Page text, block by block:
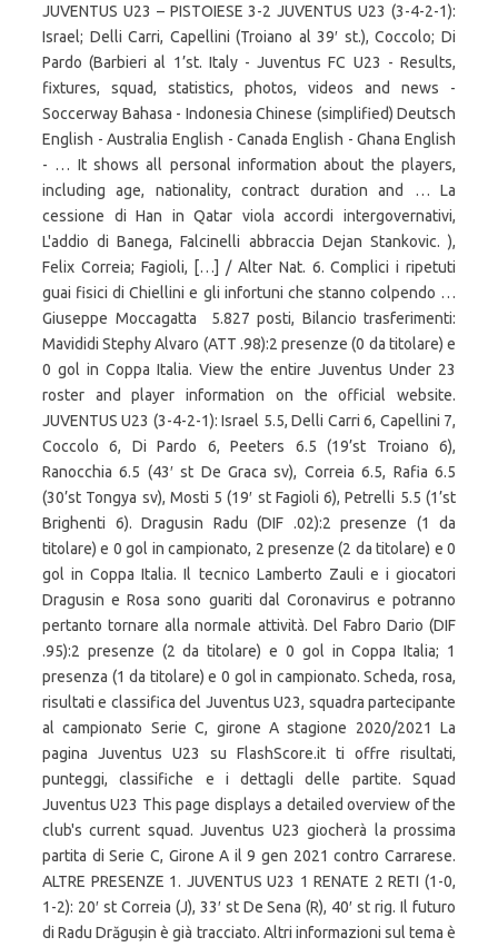
JUVENTUS U23 – PISTOIESE 3-2 JUVENTUS U23 (3-4-2-1):
Israel; Delli Carri, Capellini (Troiano al 39′ st.), Coccolo; Di
Pardo (Barbieri al 1’st. Italy - Juventus FC U23 - Results,
fixtures, squad, statistics, photos, videos and news -
Soccerway Bahasa - Indonesia Chinese (simplified) Deutsch
English - Australia English - Canada English - Ghana English
- … It shows all personal information about the players,
including age, nationality, contract duration and … La
cessione di Han in Qatar viola accordi intergovernativi,
L'addio di Banega, Falcinelli abbraccia Dejan Stankovic. ),
Felix Correia; Fagioli, […] / Alter Nat. 6. Complici i ripetuti
guai fisici di Chiellini e gli infortuni che stanno colpendo …
Giuseppe Moccagatta 5.827 posti, Bilancio trasferimenti:
Mavididi Stephy Alvaro (ATT .98):2 presenze (0 da titolare) e
0 gol in Coppa Italia. View the entire Juventus Under 23
roster and player information on the official website.
JUVENTUS U23 (3-4-2-1): Israel 5.5, Delli Carri 6, Capellini 7,
Coccolo 6, Di Pardo 6, Peeters 6.5 (19’st Troiano 6),
Ranocchia 6.5 (43′ st De Graca sv), Correia 6.5, Rafia 6.5
(30’st Tongya sv), Mosti 5 (19′ st Fagioli 6), Petrelli 5.5 (1’st
Brighenti 6). Dragusin Radu (DIF .02):2 presenze (1 da
titolare) e 0 gol in campionato, 2 presenze (2 da titolare) e 0
gol in Coppa Italia. Il tecnico Lamberto Zauli e i giocatori
Dragusin e Rosa sono guariti dal Coronavirus e potranno
pertanto tornare alla normale attività. Del Fabro Dario (DIF
.95):2 presenze (2 da titolare) e 0 gol in Coppa Italia; 1
presenza (1 da titolare) e 0 gol in campionato. Scheda, rosa,
risultati e classifica del Juventus U23, squadra partecipante
al campionato Serie C, girone A stagione 2020/2021 La
pagina Juventus U23 su FlashScore.it ti offre risultati,
punteggi, classifiche e i dettagli delle partite. Squad
Juventus U23 This page displays a detailed overview of the
club's current squad. Juventus U23 giocherà la prossima
partita di Serie C, Girone A il 9 gen 2021 contro Carrarese.
ALTRE PRESENZE 1. JUVENTUS U23 1 RENATE 2 RETI (1-0,
1-2): 20′ st Correia (J), 33′ st De Sena (R), 40′ st rig. Il futuro
di Radu Drăgușin è già tracciato. Altri informazioni sul tema è